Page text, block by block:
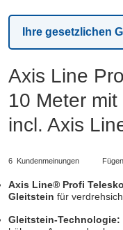
Ihre gesetzlichen
Axis Line
10 Meter
incl. Axis
6 Kundenmeinungen
Axis Line® Profi
Gleitstein für
Gleitstein-Technologie: